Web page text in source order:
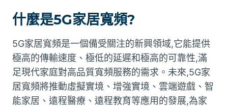
什麼是5G家居寬頻?
5G家居寬頻是一個備受關注的新興領域,它能提供
極高的傳輸速度、極低的延遲和極高的可靠性,滿
足現代家庭對高品質寬頻服務的需求。未來,5G家
居寬頻將推動虛擬實境、增強實境、雲端遊戲、智
能家居、遠程醫療、遠程教育等應用的發展,為家